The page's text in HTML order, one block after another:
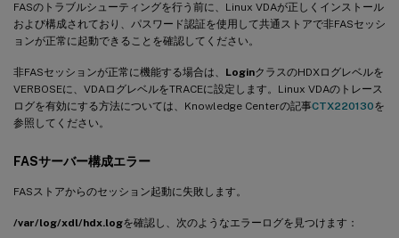
FASのトラブルシューティングを行う前に、Linux VDAが正しくインストール
および構成されており、パスワード認証を使用して共通ストアで非FASセッシ
ョンが正常に起動できることを確認してください。
非FASセッションが正常に機能する場合は、 LoginクラスのHDXログレベルを
VERBOSEに、VDAログレベルをTRACEに設定します。Linux VDAのトレース
ログを有効にする方法については、Knowledge Centerの記事CTX220130を
参照してください。
FASサーバー構成エラー
FASストアからのセッション起動に失敗します。
/var/log/xdl/hdx.logを確認し、次のようなエラーログを見つけます：